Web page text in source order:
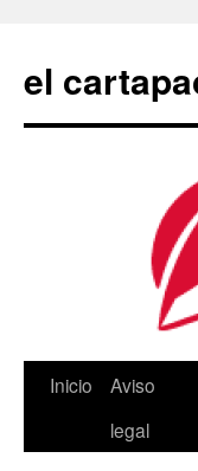
contenido
el
Inicio
Aviso
legal